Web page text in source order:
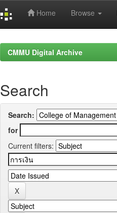
Home Browse
CMMU Digital Archive
Search
Search:
for
Current filters: